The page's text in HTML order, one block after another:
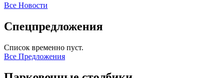
Все Новости
Спецпредложения
Список временно пуст.
Все Предложения